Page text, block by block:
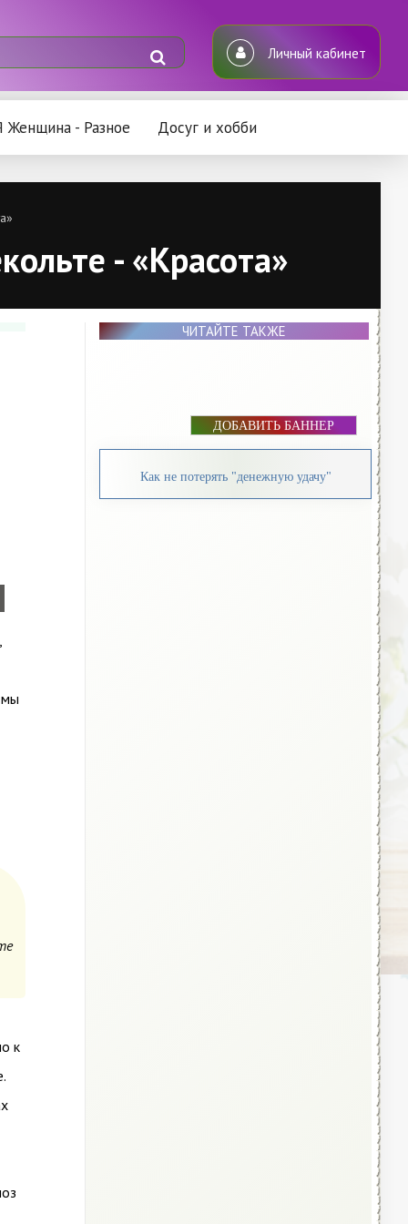
Личный кабинет
Женщина - Разное Досуг и хобби
- «Красота»
мы
к
ЧИТАЙТЕ ТАКЖЕ
ДОБАВИТЬ БАННЕР
Как не потерять "денежную удачу"